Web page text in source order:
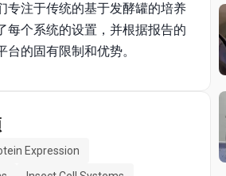
专注于传统的基于发酵罐的培养
每个系统的设置，并根据报告的
的固有限制和优势。
Expression